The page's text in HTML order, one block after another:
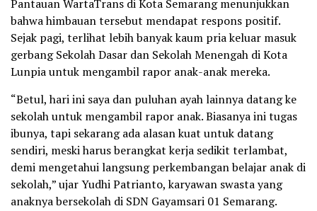
Pantauan WartaTrans di Kota Semarang menunjukkan
bahwa himbauan tersebut mendapat respons positif.
Sejak pagi, terlihat lebih banyak kaum pria keluar masuk
gerbang Sekolah Dasar dan Sekolah Menengah di Kota
Lunpia untuk mengambil rapor anak-anak mereka.
“Betul, hari ini saya dan puluhan ayah lainnya datang ke
sekolah untuk mengambil rapor anak. Biasanya ini tugas
ibunya, tapi sekarang ada alasan kuat untuk datang
sendiri, meski harus berangkat kerja sedikit terlambat,
demi mengetahui langsung perkembangan belajar anak di
sekolah,” ujar Yudhi Patrianto, karyawan swasta yang
anaknya bersekolah di SDN Gayamsari 01 Semarang.